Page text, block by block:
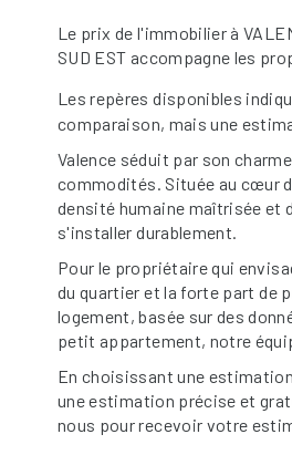
Le prix de l'immobilier à
SUD EST accompagne les
Les repères disponibles
comparaison, mais une
Valence séduit par son
commodités. Située au cœur
densité humaine maîtrisée et
s'installer durablement.
Pour le propriétaire qui
du quartier et la forte part de
logement, basée sur des
petit appartement, notre
En choisissant une
une estimation précise et
nous pour recevoir votre